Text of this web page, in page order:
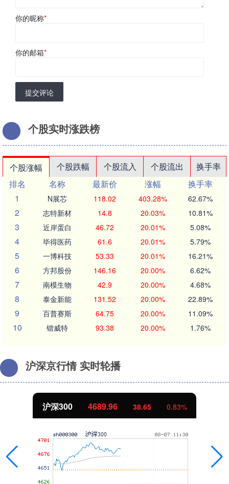
你的昵称*
你的邮箱*
提交评论
个股实时涨跌榜
个股涨幅 个股跌幅 个股流入 个股流出
换手率
排名
名称 最新价 涨幅
换手率
1
N展芯 118.02 403.28% 62.67%
2 志特新材 14.8 20.03% 10.81%
3 近岸蛋白 46.72 20.01% 5.08%
4 毕得医药 61.6 20.01% 5.79%
5 一博科技 53.33 20.01% 16.21%
6 方邦股份 146.16 20.00% 6.62%
7 南模生物 42.9 20.00% 4.68%
8 泰金新能 131.52 20.00% 22.89%
9 百普赛斯 64.75 20.00% 11.09%
10 锴威特 93.38 20.00% 1.76%
沪深京行情 实时轮播
北证50 1129.72 6.84 0.61%